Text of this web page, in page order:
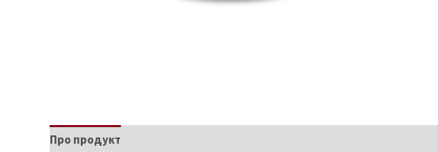
Про продукт